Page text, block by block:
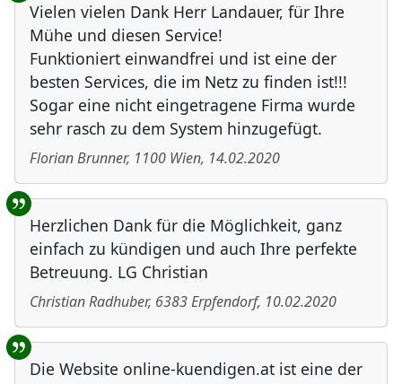
Vielen vielen Dank Herr Landauer, für Ihre
Mühe und diesen Service!
Funktioniert einwandfrei und ist eine der
besten Services, die im Netz zu finden ist!!!
Sogar eine nicht eingetragene Firma wurde
sehr rasch zu dem System hinzugefügt.
Florian Brunner, 1100 Wien, 14.02.2020
Herzlichen Dank für die Möglichkeit, ganz
einfach zu kündigen und auch Ihre perfekte
Betreuung. LG Christian
Christian Radhuber, 6383Erpfendorf, 10.02.2020
Die Website online-kuendigen.at ist eine der